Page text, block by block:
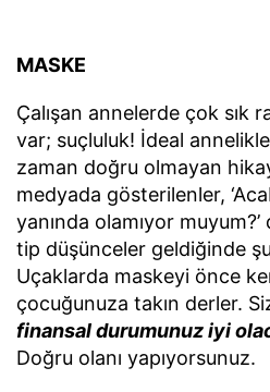
MASKE
Çalışan annelerde çok sık
var; suçluluk! İdeal
zaman doğru olmayan
medyada gösterilenler,
yanında olamıyor
tip düşünceler geldiğinde
Uçaklarda maskeyi önce
çocuğunuza takın derler.
finansal durumunuz iyi
Doğru olanı yapıyorsunuz.